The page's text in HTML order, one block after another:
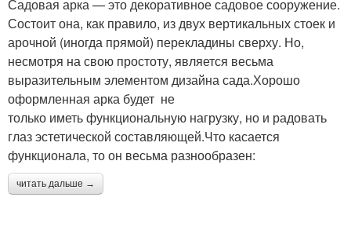
Садовая арка — это декоративное садовое сооружение.
Состоит она, как правило, из двух вертикальных стоек и
арочной (иногда прямой) перекладины сверху. Но,
несмотря на свою простоту, является весьма
выразительным элементом дизайна сада.Хорошо
оформленная арка будет не
только иметь функциональную нагрузку, но и радовать
глаз эстетической составляющей.Что касается
функционала, то он весьма разнообразен:
читать дальше →